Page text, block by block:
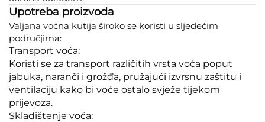
Upotreba proizvoda
Valjana voćna kutija široko se koristi u sljedećim
područjima:
Transport voća:
Koristi se za transport različitih vrsta voća poput
jabuka, naranči i grožđa, pružajući izvrsnu zaštitu i
ventilaciju kako bi voće ostalo svježe tijekom
prijevoza.
Skladištenje voća: